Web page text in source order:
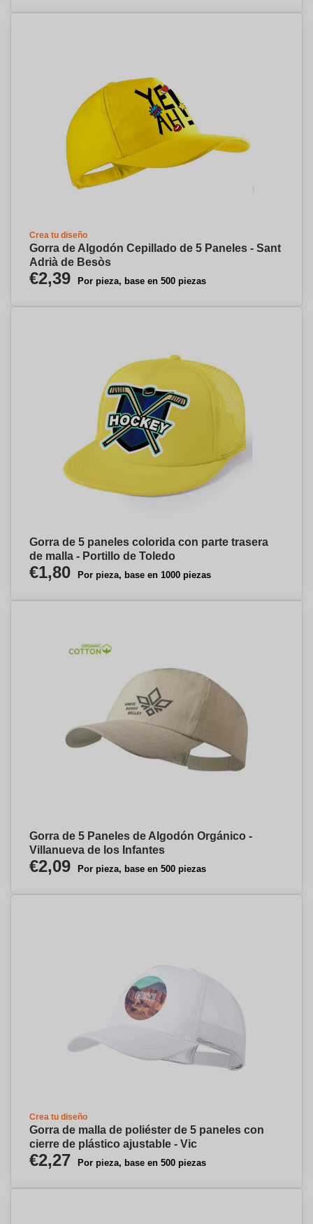
Crea tu diseño
Gorra de Algodón Cepillado de 5 Paneles - Sant
Adrià de Besòs
€2,39 Por pieza, base en 500 piezas
Gorra de 5 paneles colorida con parte trasera
de malla - Portillo de Toledo
€1,80 Por pieza, base en 1000 piezas
Gorra de 5 Paneles de Algodón Orgánico -
Villanueva de los Infantes
€2,09 Por pieza, base en 500 piezas
Crea tu diseño
Gorra de malla de poliéster de 5 paneles con
cierre de plástico ajustable - Vic
€2,27 Por pieza, base en 500 piezas